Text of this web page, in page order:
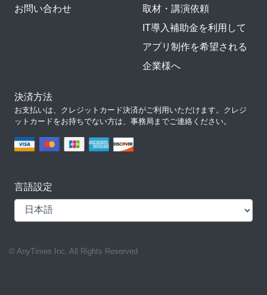
お問い合わせ
取材・講演依頼
IT導入補助金を利用して
アプリ制作を希望される
企業様へ
決済方法
お支払いは、クレジットカード決済がご利用いただけます。クレジ
ットカードをお持ちでない方は、事務局までご連絡ください。
言語設定
© AnyTimes Inc. All Rights Reserved